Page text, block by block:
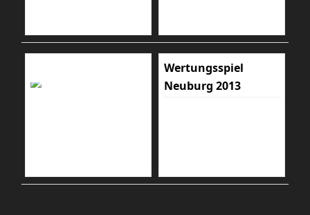
Wertungsspiel
Neuburg 2013